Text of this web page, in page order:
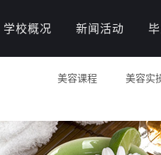
学校概况 新闻活动
美容课程 美容实